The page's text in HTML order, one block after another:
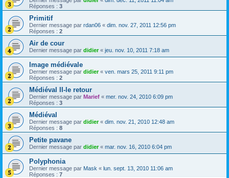
Réponses : 3
Primitif
Dernier message par rdan06 « dim. nov. 27, 2011 12:56 pm
Réponses : 2
Air de cour
Dernier message par didier« jeu. nov. 10, 2011 7:18 am
Image médiévale
Dernier message par didier« ven. mars 25, 2011 9:11 pm
Réponses : 2
Médiéval II-le retour
Dernier message par Marief « mer. nov. 24, 2010 6:09 pm
Réponses : 3
Médiéval
Dernier message par didier« dim. nov. 21, 2010 12:48 am
Réponses : 8
Petite pavane
Dernier message par didier« mar. nov. 16, 2010 6:04 pm
Polyphonia
Dernier message par Mask « lun. sept. 13, 2010 11:06 am
Réponses : 7